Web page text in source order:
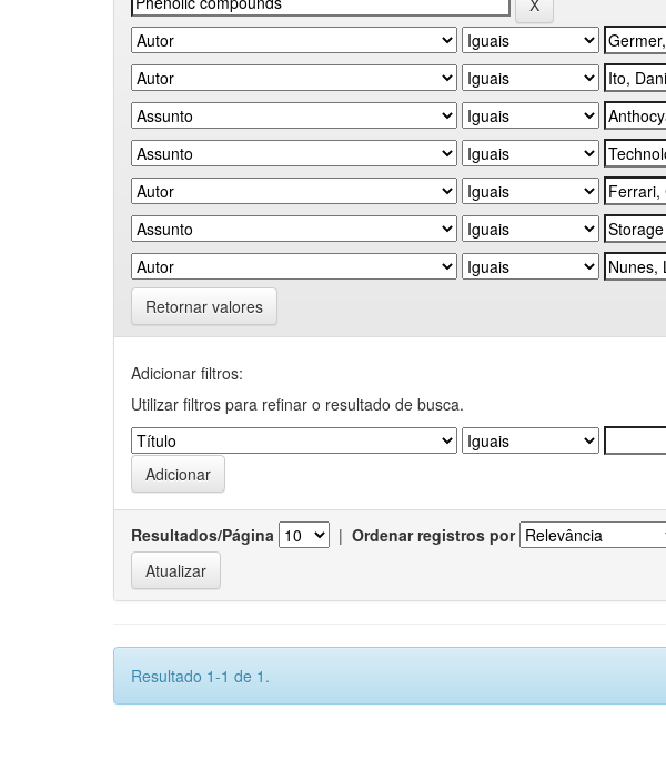
Retornar valores
Adicionar filtros:
Utilizar filtros para refinar o resultado de busca.
Resultados/Página | Ordenar registros por
Resultado 1-1 de 1.